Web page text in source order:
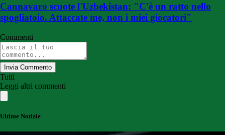
Cannavaro scuote l'Uzbekistan: "C'è un ratto nello
spogliatoio. Attaccate me, non i miei giocatori"
Commenti
Invia Commento
Tutti
Leggi altri commenti
Ultime Notizie